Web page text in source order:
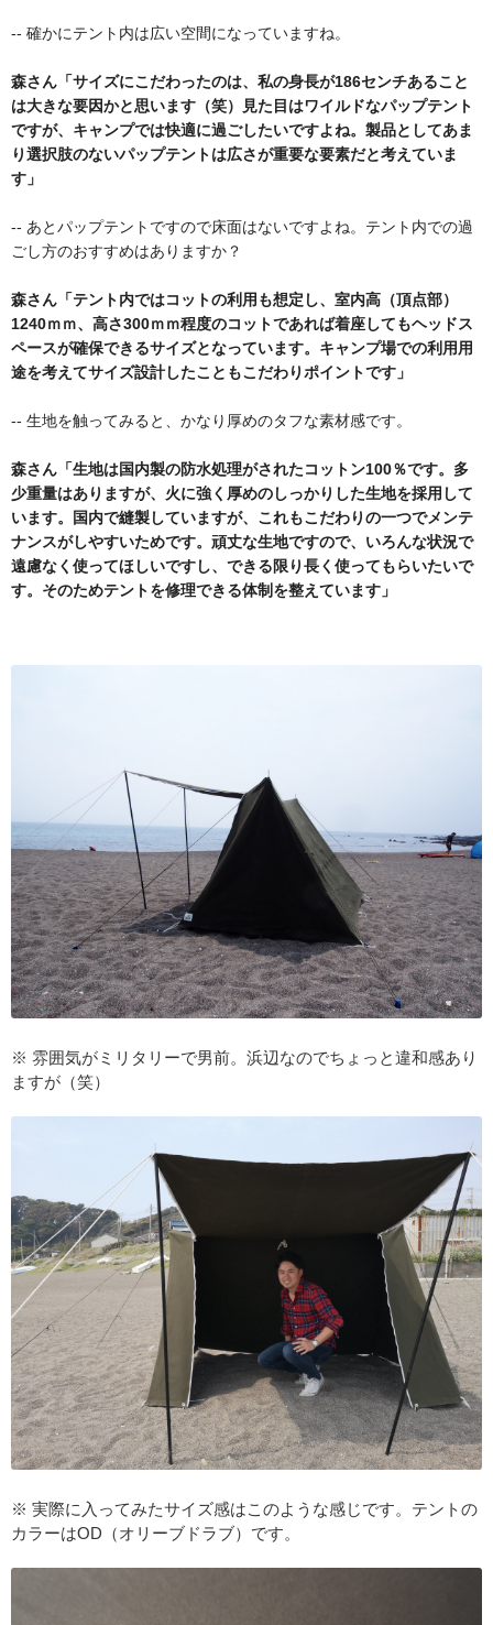
-- 確かにテント内は広い空間になっていますね。
森さん「サイズにこだわったのは、私の身長が186センチあること
は大きな要因かと思います（笑）見た目はワイルドなパップテント
ですが、キャンプでは快適に過ごしたいですよね。製品としてあま
り選択肢のないパップテントは広さが重要な要素だと考えていま
す」
-- あとパップテントですので床面はないですよね。テント内での過
ごし方のおすすめはありますか？
森さん「テント内ではコットの利用も想定し、室内高（頂点部）
1240ｍｍ、高さ300ｍｍ程度のコットであれば着座してもヘッドス
ペースが確保できるサイズとなっています。キャンプ場での利用用
途を考えてサイズ設計したこともこだわりポイントです」
-- 生地を触ってみると、かなり厚めのタフな素材感です。
森さん「生地は国内製の防水処理がされたコットン100％です。多
少重量はありますが、火に強く厚めのしっかりした生地を採用して
います。国内で縫製していますが、これもこだわりの一つでメンテ
ナンスがしやすいためです。頑丈な生地ですので、いろんな状況で
遠慮なく使ってほしいですし、できる限り長く使ってもらいたいで
す。そのためテントを修理できる体制を整えています」
※ 雰囲気がミリタリーで男前。浜辺なのでちょっと違和感あり
ますが（笑）
※ 実際に入ってみたサイズ感はこのような感じです。テントの
カラーはOD（オリーブドラブ）です。